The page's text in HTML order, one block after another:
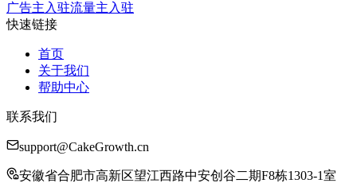
广告主入驻流量主入驻
快速链接
首页
关于我们
帮助中心
联系我们
support@CakeGrowth.cn
安徽省合肥市高新区望江西路中安创谷二期F8栋1303-1室